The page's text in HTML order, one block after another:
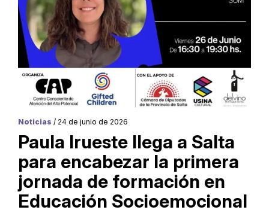
Noticias / 24 de junio de 2026
Paula Irueste llega a Salta
para encabezar la primera
jornada de formación en
Educación Socioemocional